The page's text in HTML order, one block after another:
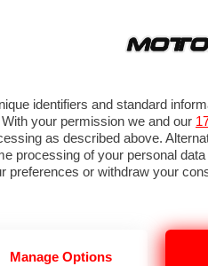
RENDERING PNEUMATICI
identifiers and standard
your permission we and our
as described above.
processing of your personal
preferences or withdraw your
Manage Options